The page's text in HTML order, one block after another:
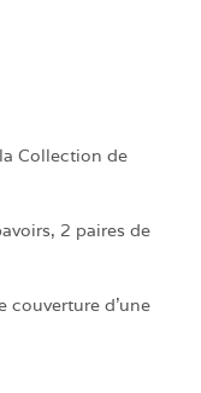
Collection de
2 paires de
couverture d'une